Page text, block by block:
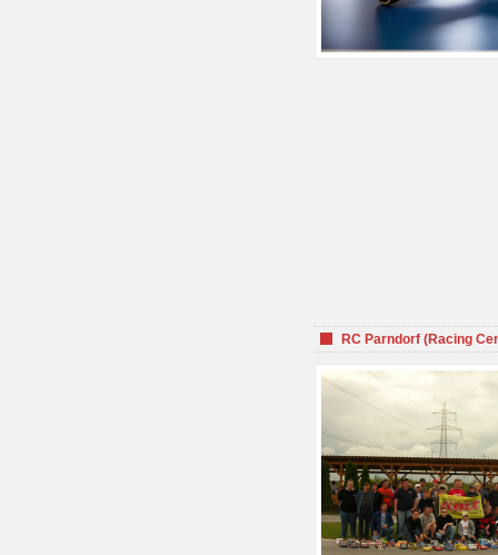
RC Parndorf (Racing